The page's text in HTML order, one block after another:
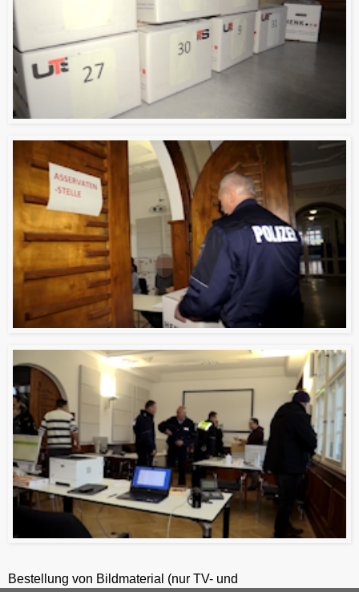
Bestellung von Bildmaterial (nur TV- und